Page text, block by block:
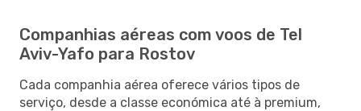
Companhias aéreas com voos de Tel
Aviv-Yafo para Rostov
Cada companhia aérea oferece vários tipos de
serviço, desde a classe económica até à premium,